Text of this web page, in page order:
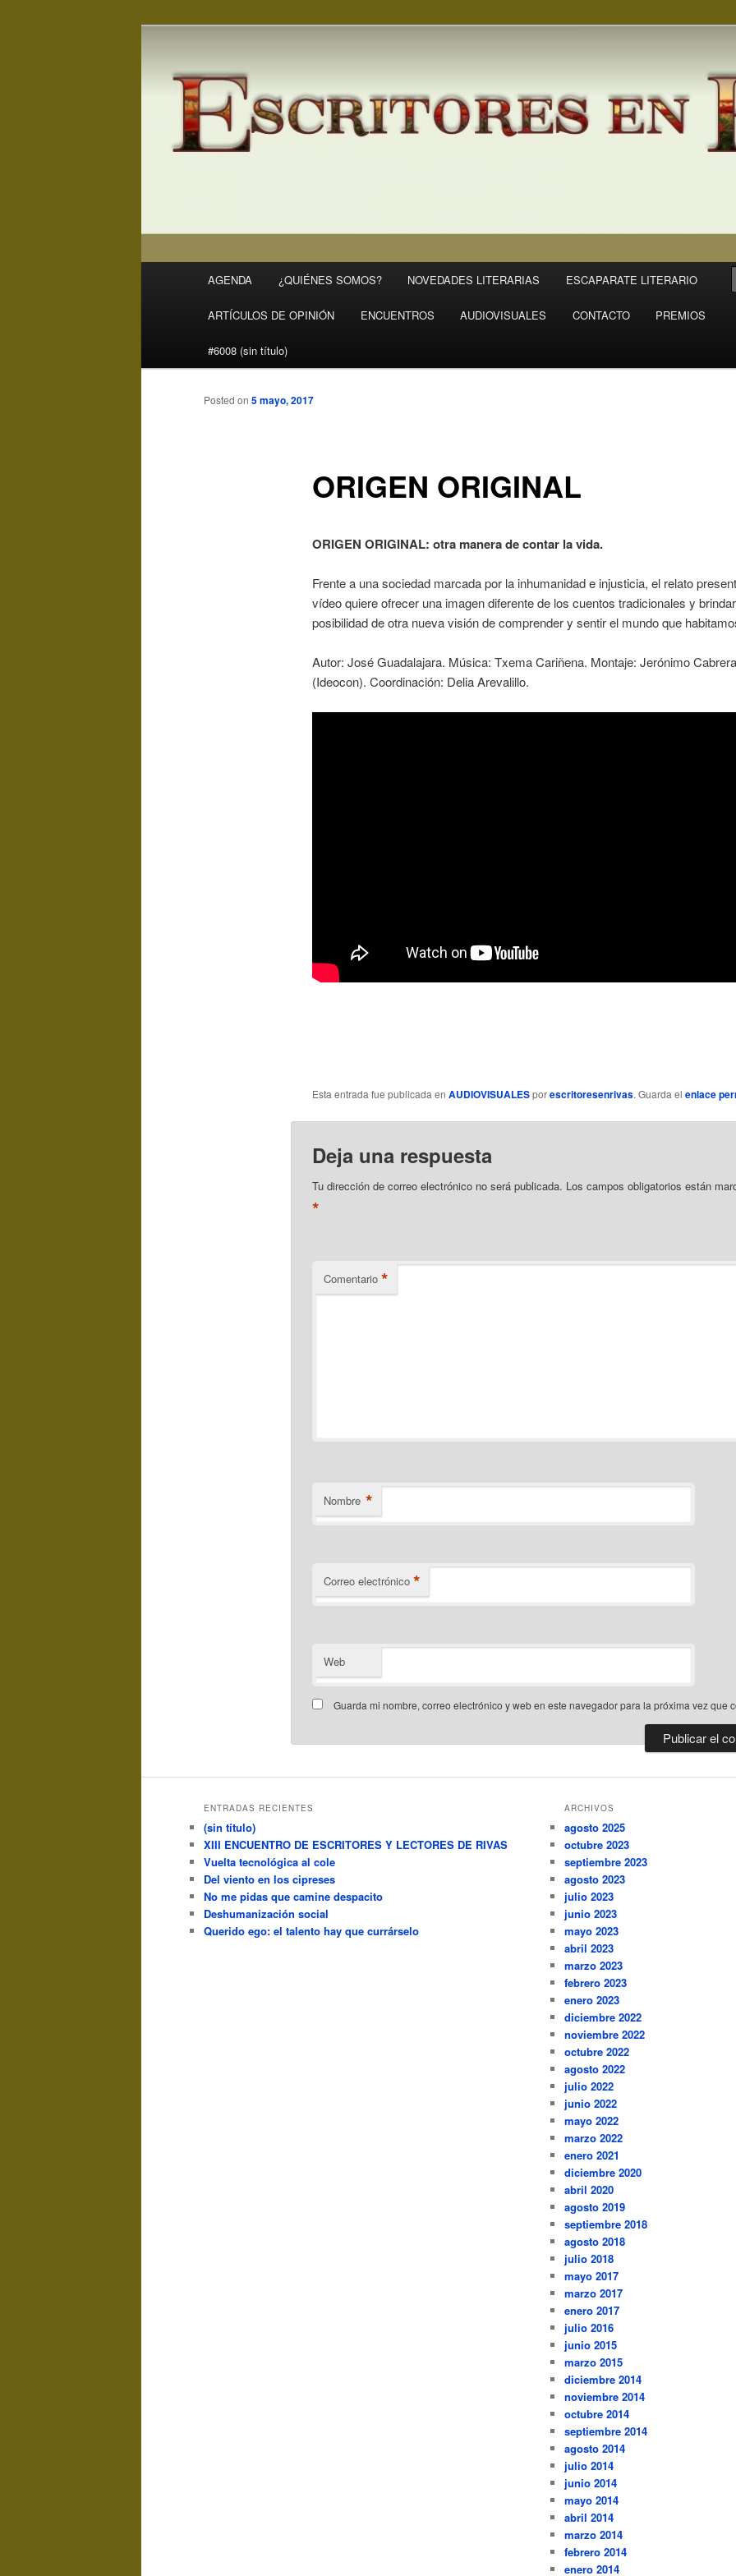
ER
AGENDA ¿QUIÉNES SOMOS? NOVEDADES LITERARIAS ESCAPARATE LITERARIO
ARTÍCULOS DE OPINIÓN ENCUENTROS AUDIOVISUALES CONTACTO PREMIOS
#6008 (sin título)
ORIGEN ORIGINAL
Posted on 5 mayo, 2017
ORIGEN ORIGINAL: otra manera de contar la vida.
Frente a una sociedad marcada por la inhumanidad e injusticia, el relato
vídeo quiere ofrecer una imagen diferente de los cuentos tradicionales y
posibilidad de otra nueva visión de comprender y sentir el mundo que
Autor: José Guadalajara. Música: Txema Cariñena. Montaje: Jerónimo Cabrera
(Ideocon). Coordinación: Delia Arevalillo.
Esta entrada fue publicada en AUDIOVISUALESporescritoresenrivas. Guarda el enlace
Deja una respuesta
Tu dirección de correo electrónico no será publicada. Los campos obligatorios están
*
Comentario *
Nombre *
Correo electrónico *
Web
Guarda mi nombre, correo electrónico y web en este navegador para la próxima vez que
ENTRADAS RECIENTES
(sin título)
XIII ENCUENTRO DE ESCRITORES Y LECTORES DE RIVAS
Vuelta tecnológica al cole
Del viento en los cipreses
No me pidas que camine despacito
Deshumanización social
Querido ego: el talento hay que currárselo
ARCHIVOS
agosto 2025
octubre 2023
septiembre 2023
agosto 2023
julio 2023
junio 2023
mayo 2023
abril 2023
marzo 2023
febrero 2023
enero 2023
diciembre 2022
noviembre 2022
octubre 2022
agosto 2022
julio 2022
junio 2022
mayo 2022
marzo 2022
enero 2021
diciembre 2020
abril 2020
agosto 2019
septiembre 2018
agosto 2018
julio 2018
mayo 2017
marzo 2017
enero 2017
julio 2016
junio 2015
marzo 2015
diciembre 2014
noviembre 2014
octubre 2014
septiembre 2014
agosto 2014
julio 2014
junio 2014
mayo 2014
abril 2014
marzo 2014
febrero 2014
enero 2014